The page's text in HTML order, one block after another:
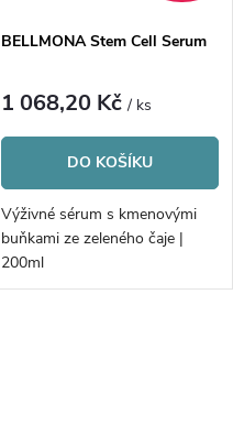
BELLMONA Stem Cell Serum
1 068,20 Kč/ ks
DO KOŠÍKU
Výživné sérum s kmenovými
buňkami ze zeleného čaje |
200ml